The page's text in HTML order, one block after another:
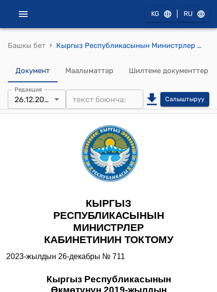
KG RU
Башкы бет › Кыргыз Республикасынын Министрлер Кабинетинин 2023-жылдын 26-декабрындагы № 711 "Кыргыз Республикасынын Өкмөтүнүн 2019-жылдын 24-июнундагы № 315 "Жарандык коргонуунун башкаруу органдарын, күчтөрүн жана калкты Жарандык коргонуу тармагында даярдоонун бирдиктүү системасы жөнүндө" токтомуна өзгөртүүлөрдү киргизүү тууралуу" токтому
Документ Маалыматтар Шилтеме документтер
Редакция
26.12.2023 Салыштыруу